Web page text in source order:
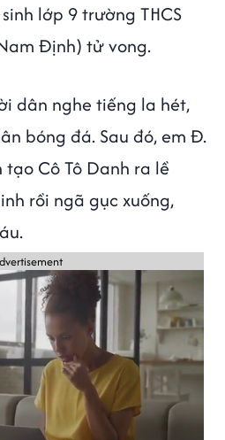
lớp 9 trường THCS
Định) tử vong.
dân nghe tiếng la hét,
bóng đá. Sau đó, em Đ.
Cô Tô Danh ra lề
rồi ngã gục xuống,